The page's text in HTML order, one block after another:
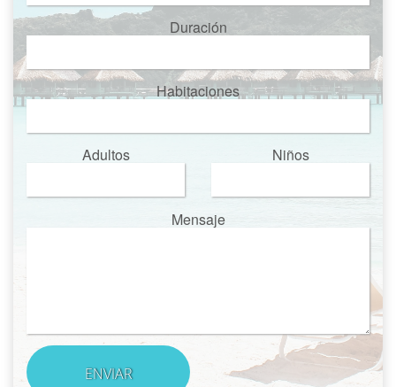
Duración
Habitaciones
Adultos Niños
Mensaje